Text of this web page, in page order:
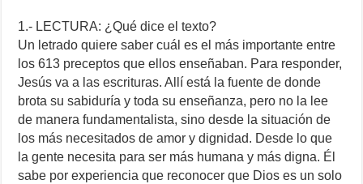
1.- LECTURA: ¿Qué dice el texto?
Un letrado quiere saber cuál es el más importante entre
los 613 preceptos que ellos enseñaban. Para responder,
Jesús va a las escrituras. Allí está la fuente de donde
brota su sabiduría y toda su enseñanza, pero no la lee
de manera fundamentalista, sino desde la situación de
los más necesitados de amor y dignidad. Desde lo que
la gente necesita para ser más humana y más digna. Él
sabe por experiencia que reconocer que Dios es un solo